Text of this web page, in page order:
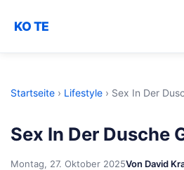
KO TE
Startseite › Lifestyle › Sex In Der
Sex In Der Dusche
Montag, 27. Oktober 2025Von David